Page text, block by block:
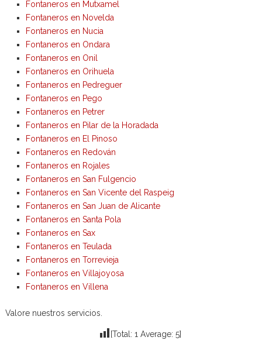
Fontaneros en Mutxamel
Fontaneros en Novelda
Fontaneros en Nucia
Fontaneros en Ondara
Fontaneros en Onil
Fontaneros en Orihuela
Fontaneros en Pedreguer
Fontaneros en Pego
Fontaneros en Petrer
Fontaneros en Pilar de la Horadada
Fontaneros en El Pinoso
Fontaneros en Redován
Fontaneros en Rojales
Fontaneros en San Fulgencio
Fontaneros en San Vicente del Raspeig
Fontaneros en San Juan de Alicante
Fontaneros en Santa Pola
Fontaneros en Sax
Fontaneros en Teulada
Fontaneros en Torrevieja
Fontaneros en Villajoyosa
Fontaneros en Villena
Valore nuestros servicios.
[Total: 1 Average: 5]